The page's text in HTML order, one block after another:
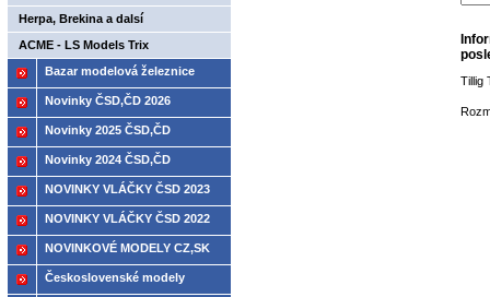
Tillig
Herpa, Brekina a dalsí
ACME - LS Models Trix
Bazar modelová železnice
Novinky ČSD,ČD 2026
Novinky 2025 ČSD,ČD
Novinky 2024 ČSD,ČD
NOVINKY VLÁČKY ČSD 2023
NOVINKY VLÁČKY ČSD 2022
NOVINKOVÉ MODELY CZ,SK
2021
Československé modely